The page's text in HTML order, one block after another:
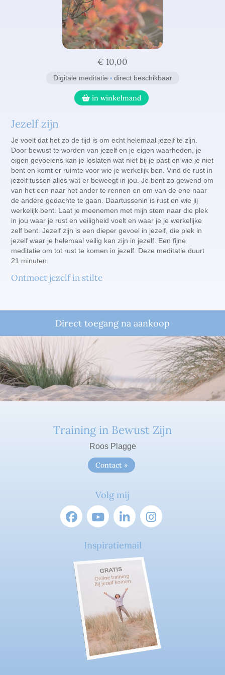
Lichtmeditaties voor lastige en kwetsbare tijden
Thema geleidemeditaties set
Contact
Awakening your Light Body
Radiance, Self Exciting
Peace, Living your live Purpose
Radiance Filling in the frequencies
Live afstemavond Light Body
€ 10,00
Digitale meditatie •direct beschikbaar
in winkelmand
Jezelf zijn
Je voelt dat het zo de tijd is om echt helemaal jezelf te zijn.
Door bewust te worden van jezelf en je eigen waarheden, je
eigen gevoelens kan je loslaten wat niet bij je past en wie je niet
bent en komt er ruimte voor wie je werkelijk ben. Vind de rust in
jezelf tussen alles wat er beweegt in jou. Je bent zo gewend om
van het een naar het ander te rennen en om van de ene naar
de andere gedachte te gaan. Daartussenin is rust en wie jij
werkelijk bent. Laat je meenemen met mijn stem naar die plek
in jou waar je rust en veiligheid voelt en waar je je werkelijke
zelf bent. Jezelf zijn is een dieper gevoel in jezelf, die plek in
jezelf waar je helemaal veilig kan zijn in jezelf. Een fijne
meditatie om tot rust te komen in jezelf. Deze meditatie duurt
21 minuten.
Ontmoet jezelf in stilte
Direct toegang na aankoop
Training in Bewust Zijn
Roos Plagge
Contact »
Volg mij
Inspiratiemail